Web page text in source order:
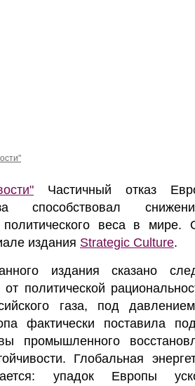
Частичный отказ
способствовал
политического веса в мире.
издания Strategic Culture.
издания сказано
политической
газа, под
фактически поставила
промышленного
Глобальная
упадок Европы